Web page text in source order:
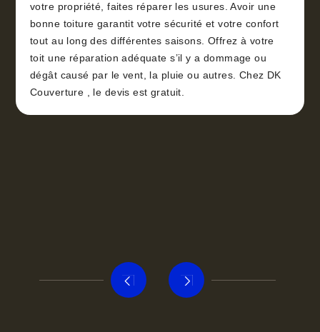
votre propriété, faites réparer les usures. Avoir une
bonne toiture garantit votre sécurité et votre confort
tout au long des différentes saisons. Offrez à votre
toit une réparation adéquate s’il y a dommage ou
dégât causé par le vent, la pluie ou autres. Chez DK
Couverture , le devis est gratuit.